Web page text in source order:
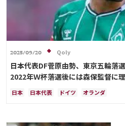
2025/09/20 Qoly
日本代表DF菅原由勢、東京五輪落
2022年Ｗ杯落選後には森保監督に
難しかった」
日本 日本代表 ドイツ オランダ